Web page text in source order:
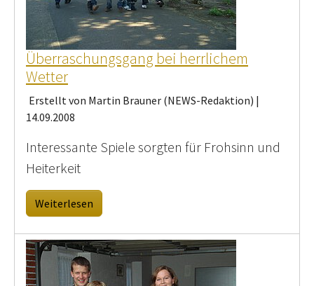
Überraschungsgang bei herrlichem
Wetter
Erstellt von Martin Brauner (NEWS-Redaktion) |
14.09.2008
Interessante Spiele sorgten für Frohsinn und
Heiterkeit
Weiterlesen